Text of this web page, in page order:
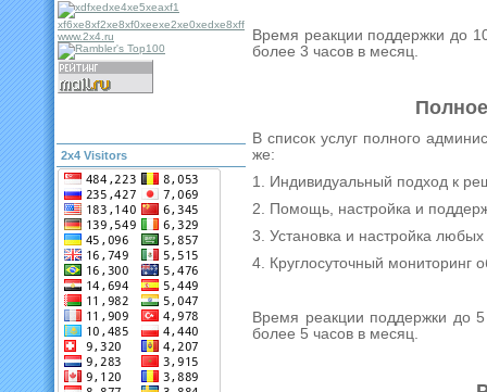
2x4 Visitors
Время реакции поддержки до
более 3 часов в месяц.
В список услуг полного
же:
1. Индивидуальный подход к
2. Помощь, настройка и
3. Установка и настройка
4. Круглосуточный мониторинг
Время реакции поддержки до 5
более 5 часов в месяц.